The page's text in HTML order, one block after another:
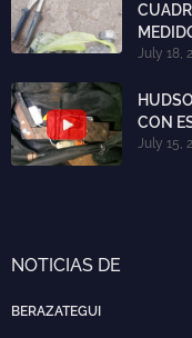
July 18,
CON
July 15,
NOTICIAS DE
BERAZATEGUI